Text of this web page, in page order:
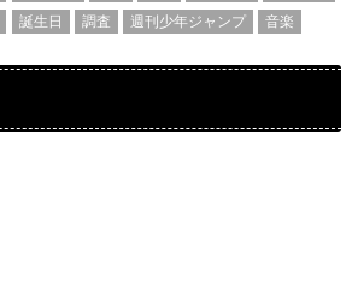
誕生日 調査 週刊少年ジャンプ 音楽